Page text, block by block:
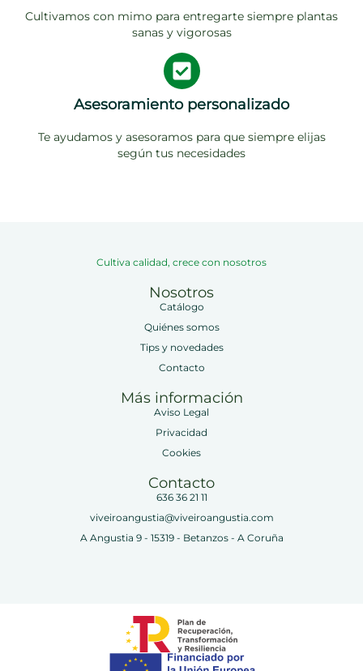
Cultivamos con mimo para entregarte siempre plantas
sanas y vigorosas
Asesoramiento personalizado
Te ayudamos y asesoramos para que siempre elijas
según tus necesidades
Cultiva calidad, crece con nosotros
Nosotros
Catálogo
Quiénes somos
Tips y novedades
Contacto
Más información
Aviso Legal
Privacidad
Cookies
Contacto
636 36 21 11
viveiroangustia@viveiroangustia.com
A Angustia 9 - 15319 - Betanzos - A Coruña